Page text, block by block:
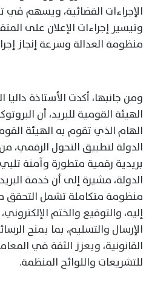
الإجراءات القضائية، ويسهم في
وتيسير إجراءات الإعلان على
منظومة العدالة وسرعة إنجاز
ومن جانبها، أكدت الأستاذة
الهيئة القومية للبريد، أن
الهام الذي تقوم به الهيئة
الدولة لتطبيق التحول الرقمي،
بريدية رقمية متطورة وآمنة
الدولة، مشيرة إلى أن خدمة
منظومة متكاملة تشمل التحقق
إليه، والتوقيع والختم
الإرسال والتسليم، بما يمنح
القانونية، ويعزز الثقة في
للتشريعات واللوائح المنظمة.